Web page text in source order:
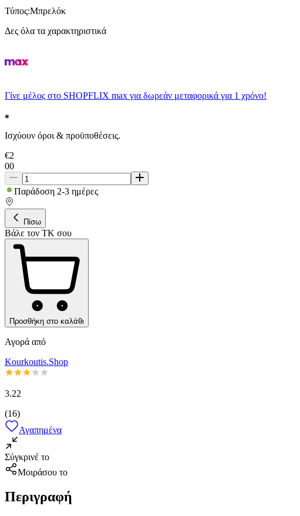
Τύπος:Μπρελόκ
Δες όλα τα χαρακτηριστικά
Γίνε μέλος στο SHOPFLIX max για δωρεάν μεταφορικά για 1 χρόνο!
Ισχύουν όροι & προϋποθέσεις.
€2
00
Παράδοση 2-3 ημέρες
Πίσω
Βάλε τον ΤΚ σου
Προσθήκη στο καλάθι
Αγορά από
Kourkoutis.Shop
3.22
(16)
Αγαπημένα
Σύγκρινέ το
Μοιράσου το
Περιγραφή